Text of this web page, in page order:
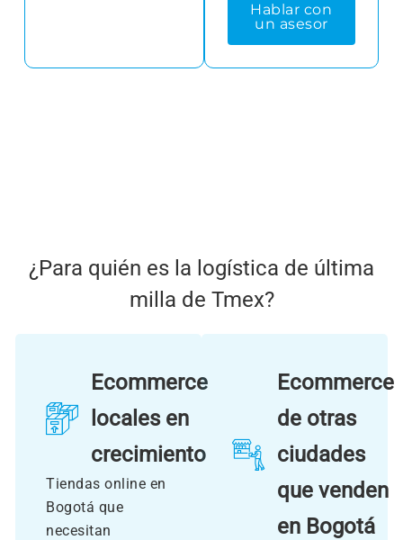
Hablar con
un asesor
¿Para quién es la logística de última
milla de Tmex?
Ecommerce
locales en
crecimiento
Tiendas online en
Bogotá que
necesitan
Ecommerce
de otras
ciudades
que venden
en Bogotá